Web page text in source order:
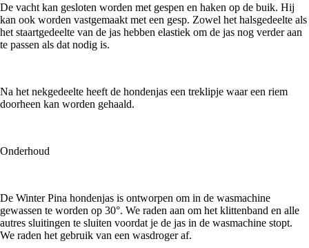
De vacht kan gesloten worden met gespen en haken op de buik. Hij
kan ook worden vastgemaakt met een gesp. Zowel het halsgedeelte als
het staartgedeelte van de jas hebben elastiek om de jas nog verder aan
te passen als dat nodig is.
Na het nekgedeelte heeft de hondenjas een treklipje waar een riem
doorheen kan worden gehaald.
Onderhoud
De Winter Pina hondenjas is ontworpen om in de wasmachine
gewassen te worden op 30°. We raden aan om het klittenband en alle
autres sluitingen te sluiten voordat je de jas in de wasmachine stopt.
We raden het gebruik van een wasdroger af.